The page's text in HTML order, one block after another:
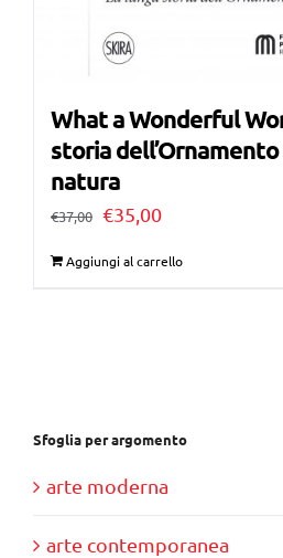
What a Wonderful
storia
natura
€37,00 Il
€35,00Il
Aggiungi al carrello
Sfoglia per argomento
arte moderna
arte contemporanea